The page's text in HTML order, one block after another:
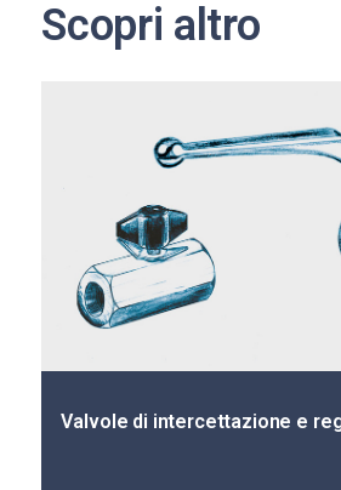
Scopri altro
Valvole di intercettazione e